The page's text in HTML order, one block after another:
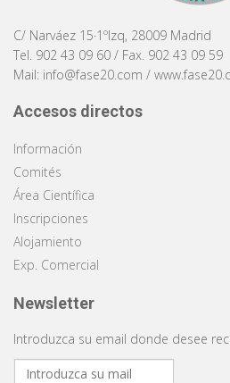
C/ Narváez 15·1ºIzq, 28009 Madrid
Tel. 902 43 09 60 / Fax. 902 43 09 59
Mail: info@fase20.com /
Accesos directos
Información
Comités
Área Científica
Inscripciones
Alojamiento
Exp. Comercial
Newsletter
Introduzca su email donde desee